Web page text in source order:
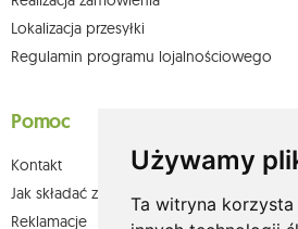
Używamy
Ta witryna
Lokalizacja przesyłki
Regulamin programu lojalnościowego
Pomoc
Kontakt
Jak składać zamówienia w sklepie olium.pl?
Reklamacje